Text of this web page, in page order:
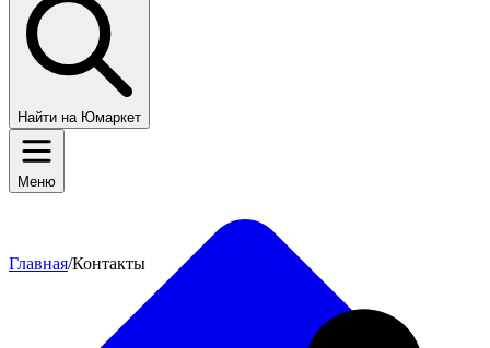
Найти на Юмаркет
Меню
Главная/Контакты